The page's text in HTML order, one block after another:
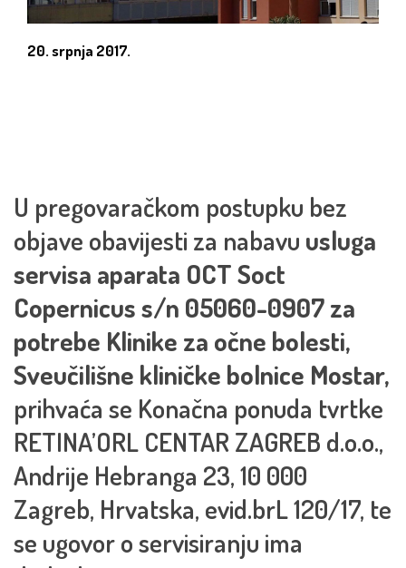
20. srpnja 2017.
U pregovaračkom postupku bez
objave obavijesti za nabavu usluga
servisa aparata OCT Soct
Copernicus s/n 05060-0907 za
potrebe Klinike za očne bolesti,
Sveučilišne kliničke bolnice Mostar,
prihvaća se Konačna ponuda tvrtke
RETINA’ORL CENTAR ZAGREB d.o.o.,
Andrije Hebranga 23, 10 000
Zagreb, Hrvatska, evid.brL 120/17, te
se ugovor o servisiranju ima